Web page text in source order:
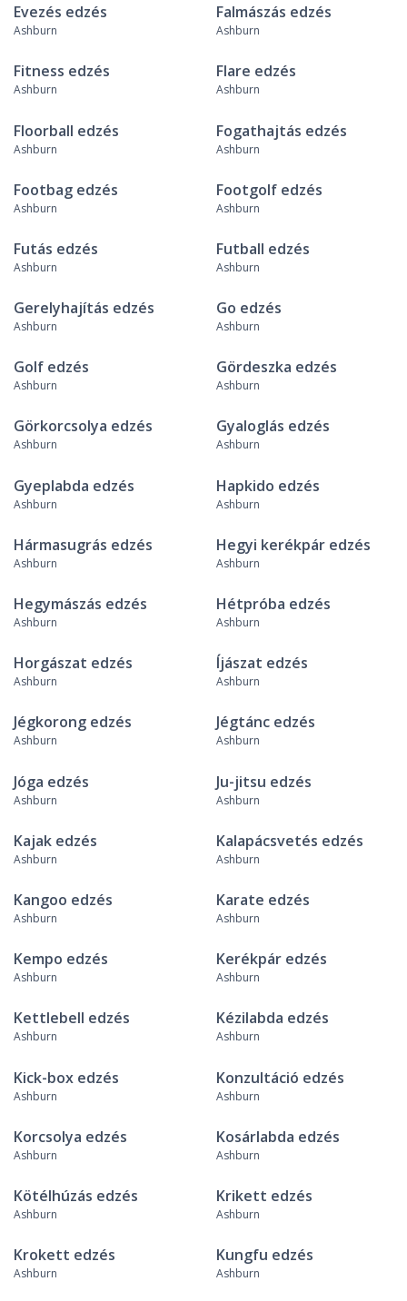
Evezés edzés
Ashburn
Falmászás edzés
Ashburn
Fitness edzés
Ashburn
Flare edzés
Ashburn
Floorball edzés
Ashburn
Fogathajtás edzés
Ashburn
Footbag edzés
Ashburn
Footgolf edzés
Ashburn
Futás edzés
Ashburn
Futball edzés
Ashburn
Gerelyhajítás edzés
Ashburn
Go edzés
Ashburn
Golf edzés
Ashburn
Gördeszka edzés
Ashburn
Görkorcsolya edzés
Ashburn
Gyaloglás edzés
Ashburn
Gyeplabda edzés
Ashburn
Hapkido edzés
Ashburn
Hármasugrás edzés
Ashburn
Hegyi kerékpár edzés
Ashburn
Hegymászás edzés
Ashburn
Hétpróba edzés
Ashburn
Horgászat edzés
Ashburn
Íjászat edzés
Ashburn
Jégkorong edzés
Ashburn
Jégtánc edzés
Ashburn
Jóga edzés
Ashburn
Ju-jitsu edzés
Ashburn
Kajak edzés
Ashburn
Kalapácsvetés edzés
Ashburn
Kangoo edzés
Ashburn
Karate edzés
Ashburn
Kempo edzés
Ashburn
Kerékpár edzés
Ashburn
Kettlebell edzés
Ashburn
Kézilabda edzés
Ashburn
Kick-box edzés
Ashburn
Konzultáció edzés
Ashburn
Korcsolya edzés
Ashburn
Kosárlabda edzés
Ashburn
Kötélhúzás edzés
Ashburn
Krikett edzés
Ashburn
Krokett edzés
Ashburn
Kungfu edzés
Ashburn